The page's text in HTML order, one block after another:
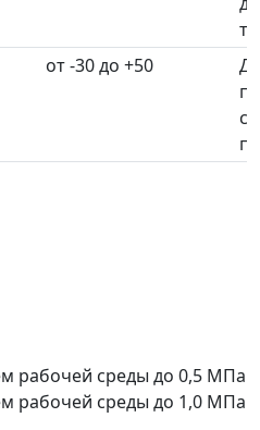
от -30 до +50
с
рабочей среды до 0,5 МПа
рабочей среды до 1,0 МПа